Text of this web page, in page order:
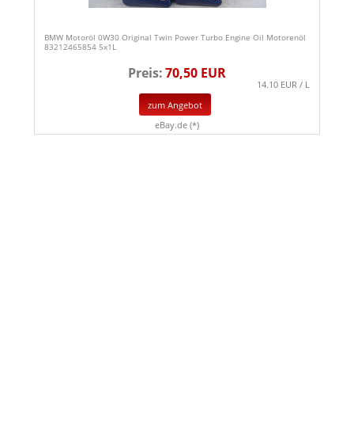
BMW Motoröl 0W30 Original Twin Power Turbo Engine Oil Motorenöl
83212465854 5x1L
Preis:70,50 EUR
14.10 EUR / L
zum Angebot
eBay.de (*)